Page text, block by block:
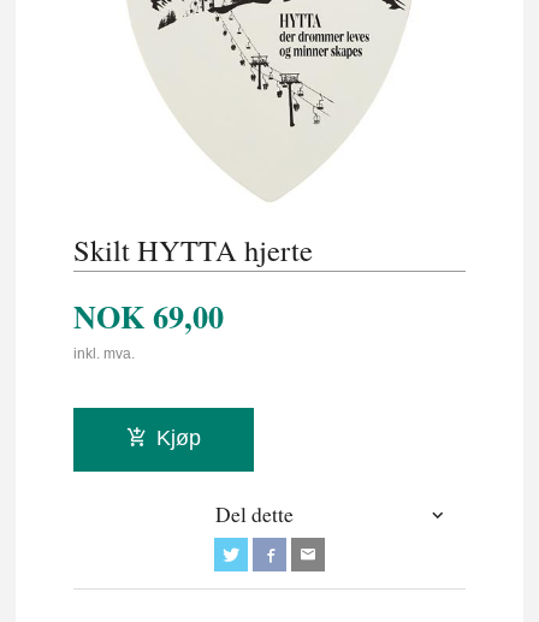
Skilt HYTTA hjerte
NOK69,00
inkl. mva.
Kjøp
Del dette